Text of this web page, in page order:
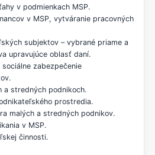
v podmienkach MSP.
v MSP, vytváranie pracovných
subjektov – vybrané priame a
upravujúce oblasť daní.
zabezpečenie
a stredných podnikoch.
prostredia.
malých a stredných podnikov.
v MSP.
činnosti.